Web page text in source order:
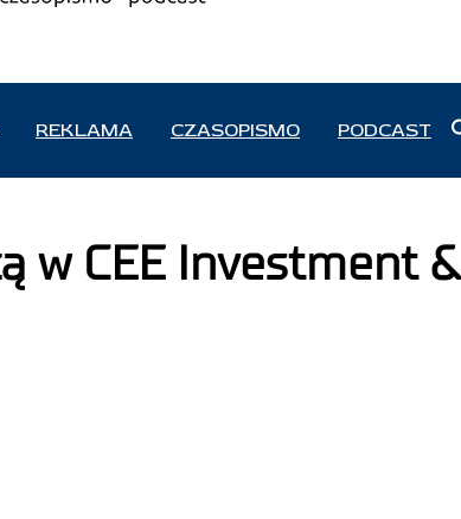
REKLAMA CZASOPISMO PODCAST
w CEE Investment &